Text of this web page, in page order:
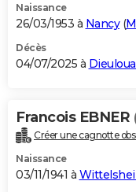
Naissance
26/03/1953 à Nancy(
Décès
04/07/2025 à
Francois EBNER
Créer une cagnotte
Naissance
03/11/1941 à